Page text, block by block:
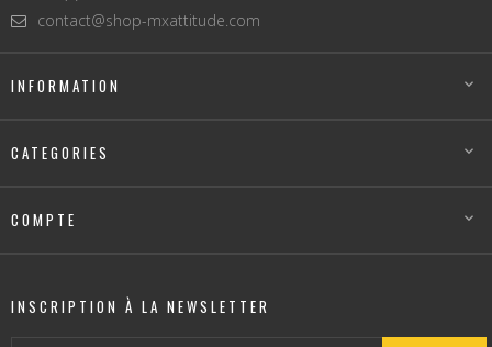
contact@shop-mxattitude.com
INFORMATION 
CATEGORIES 
COMPTE 
INSCRIPTION À LA NEWSLETTER